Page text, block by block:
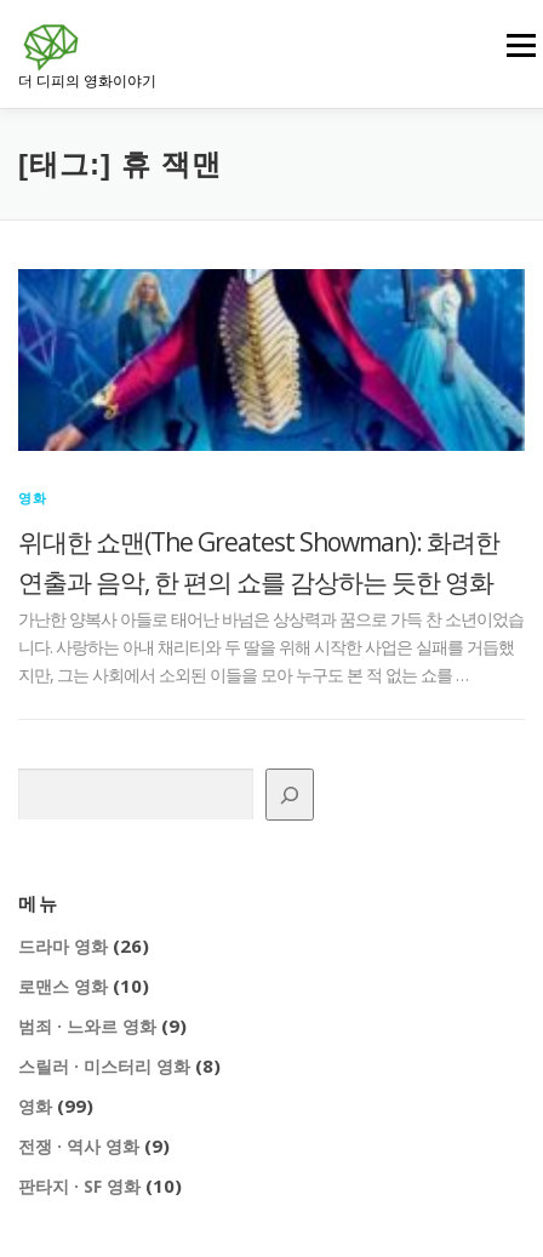
바
더 디피의 영화이야기
메뉴
영화 드라마 영화
스릴러 · 미스터리 영화
[태그:] 휴 잭맨
영화
위대한 쇼맨(The Greatest Showman): 화려한
연출과 음악, 한 편의 쇼를 감상하는 듯한 영화
가난한 양복사 아들로 태어난 바넘은 상상력과 꿈으로 가득 찬 소년이었습
니다. 사랑하는 아내 채리티와 두 딸을 위해 시작한 사업은 실패를 거듭했
지만, 그는 사회에서 소외된 이들을 모아 누구도 본 적 없는 쇼를 …
메뉴
드라마 영화(26)
로맨스 영화(10)
범죄 · 느와르 영화(9)
스릴러 · 미스터리 영화(8)
영화(99)
전쟁 · 역사 영화(9)
판타지 · SF 영화(10)